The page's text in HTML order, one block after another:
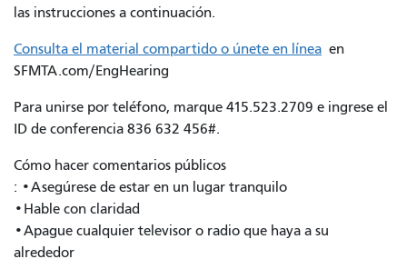
las instrucciones a continuación.
Consulta el material compartido o únete en línea en
SFMTA.com/EngHearing
Para unirse por teléfono, marque 415.523.2709 e ingrese el
ID de conferencia 836 632 456#.
Cómo hacer comentarios públicos
: •Asegúrese de estar en un lugar tranquilo
•Hable con claridad
•Apague cualquier televisor o radio que haya a su
alrededor